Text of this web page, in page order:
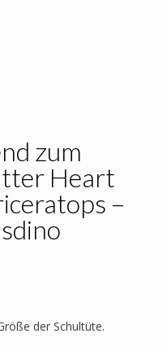
zum
Heart
–
der Schultüte.